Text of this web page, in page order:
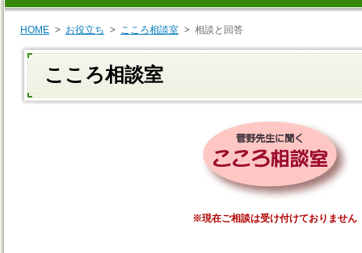
HOME お役立ち こころ相談室 相談と回答
こころ相談室
※現在ご相談は受け付けておりません